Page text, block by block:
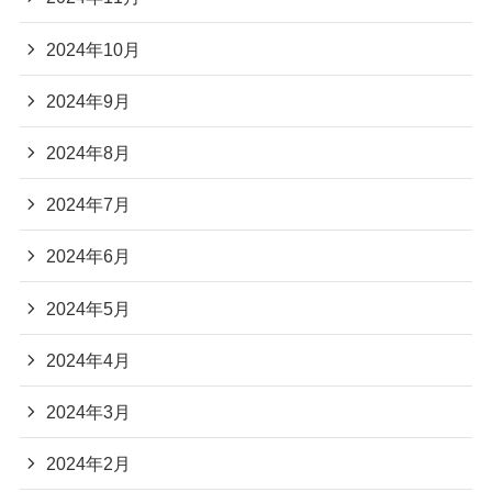
2024年10月
2024年9月
2024年8月
2024年7月
2024年6月
2024年5月
2024年4月
2024年3月
2024年2月